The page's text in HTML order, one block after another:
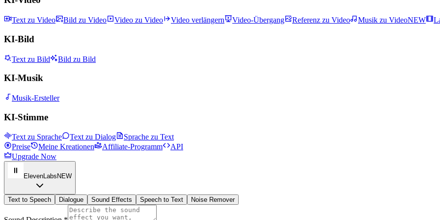
Text zu Video Bild zu Video Video zu Video Video verlängern Video-Übergang Referenz zu Video Musik zu VideoNEW
KI-Bild
Text zu Bild Bild zu Bild
KI-Musik
Musik-Ersteller
KI-Stimme
Text zu Sprache Text zu Dialog
Sprache zu Text
Preise
Meine Kreationen Affiliate-Programm
API
Upgrade Now
ElevenLabs NEW
Text to Speech Dialogue Sound Effects Speech to Text Noise Remover